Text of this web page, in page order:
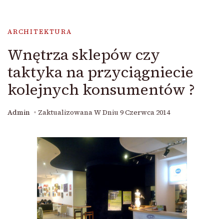
ARCHITEKTURA
Wnętrza sklepów czy
taktyka na przyciągniecie
kolejnych konsumentów ?
Admin Zaktualizowana W Dniu 9 Czerwca 2014